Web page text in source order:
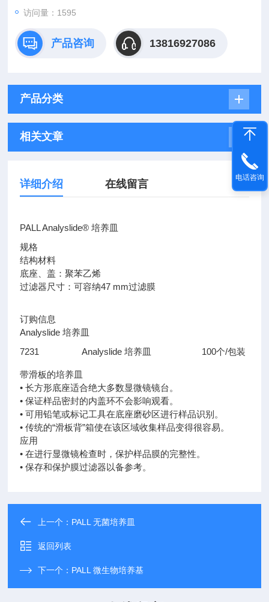
? 大包装。
访问量：1595
产品咨询 13816927086
产品分类
相关文章
详细介绍 在线留言
PALL Analyslide® 培养皿
规格
结构材料
底座、盖：聚苯乙烯
过滤器尺寸：可容纳47 mm过滤膜
订购信息
Analyslide 培养皿
7231 Analyslide 培养皿 100个/包装
带滑板的培养皿
• 长方形底座适合绝大多数显微镜镜台。
• 保证样品密封的内盖环不会影响观看。
• 可用铅笔或标记工具在底座磨砂区进行样品识别。
• 传统的“滑板背”箱使在该区域收集样品变得很容易。
应用
• 在进行显微镜检查时，保护样品膜的完整性。
• 保存和保护膜过滤器以备参考。
上一个： PALL 无菌培养皿
返回列表
下一个： PALL 微生物培养基
电话咨询